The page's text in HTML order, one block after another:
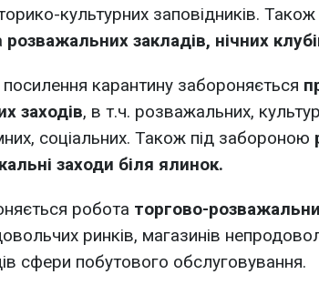
культурних заповідників.
розважальних закладів, нічних
карантину забороняється
заходів, в т.ч. розважальних,
соціальних. Також під забороною
заходи біля ялинок.
робота торгово-
ринків, магазинів
сфери побутового обслуговування.